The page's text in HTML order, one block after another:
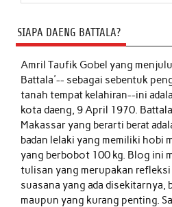
SIAPA DAENG BATTALA?
Amril Taufik Gobelyang
Battala'-- sebagai sebentuk
tanah tempat kelahiran--ini
kota daeng, 9 April 1970.
Makassar yang berarti berat
badan lelaki yang memiliki hobi
yang berbobot 100 kg. Blog ini
tulisan yang merupakan
suasana yang ada disekitarnya,
maupun yang kurang penting.